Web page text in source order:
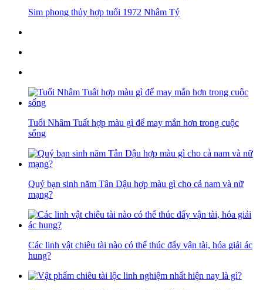
Sim phong thủy hợp tuổi 1972 Nhâm Tý
Tuổi Nhâm Tuất hợp màu gì để may mắn hơn trong cuộc
sống
Quý bạn sinh năm Tân Dậu hợp màu gì cho cả nam và nữ
mạng?
Các linh vật chiêu tài nào có thể thúc đẩy vận tài, hóa giải ác
hung?